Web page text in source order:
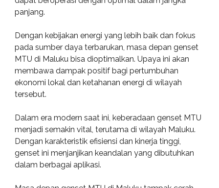
panjang.
Dengan kebijakan energi yang lebih baik dan fokus
pada sumber daya terbarukan, masa depan genset
MTU di Maluku bisa dioptimalkan. Upaya ini akan
membawa dampak positif bagi pertumbuhan
ekonomi lokal dan ketahanan energi di wilayah
tersebut.
Dalam era modern saat ini, keberadaan genset MTU
menjadi semakin vital, terutama di wilayah Maluku.
Dengan karakteristik efisiensi dan kinerja tinggi,
genset ini menjanjikan keandalan yang dibutuhkan
dalam berbagai aplikasi.